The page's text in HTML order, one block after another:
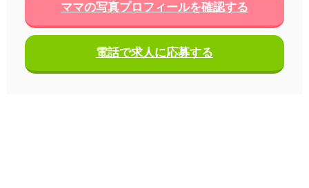
ママの写真プロフィールを確認する
電話で求人に応募する